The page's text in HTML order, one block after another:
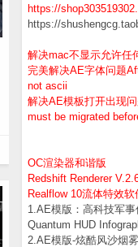
https://
https://
解决mac不显示允许任
完美解决AE字体问题
not ascii
解决AE模板打开出现
must be migrated
OC渲染器和谐版
Redshift Renderer
Realflow 10流体特效软
1.AE模版：高科技军
Quantum HUD
2.AE模版-炫酷风沙烟